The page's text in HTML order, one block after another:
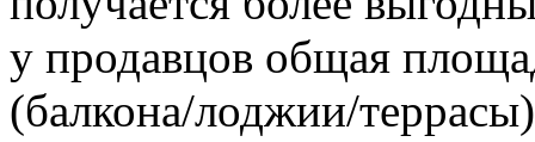
у продавцов общая
(балкона/лоджии/